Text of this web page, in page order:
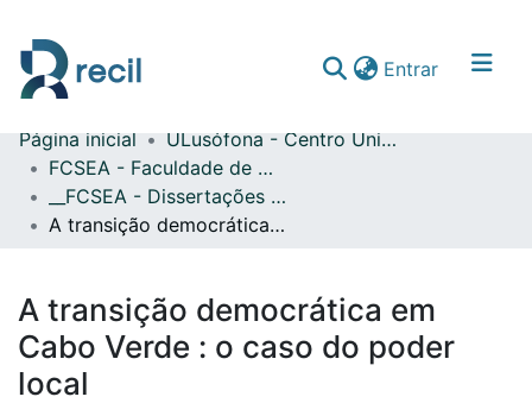
Entrar(current)
Comunidades & Coleções
Percorrer repositório
Página inicial
ULusófona - Centro Universitário de Lisboa
FCSEA - Faculdade de Ciências Sociais, Educação e Administração
__FCSEA - Dissertações de Mestrado
A transição democrática em Cabo Verde : o caso do poder local
A transição democrática em
Cabo Verde : o caso do poder
local